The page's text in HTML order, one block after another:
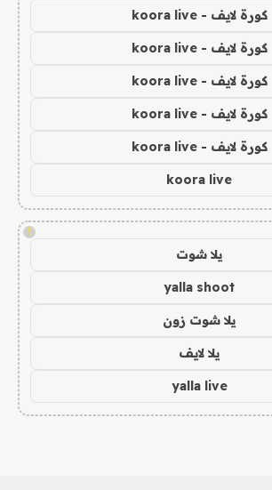
كورة لايف - koora live
كورة لايف - koora live
كورة لايف - koora live
كورة لايف - koora live
كورة لايف - koora live
koora live
!
يلا شوت
yalla shoot
يلا شوت زون
يلا لايف
yalla live